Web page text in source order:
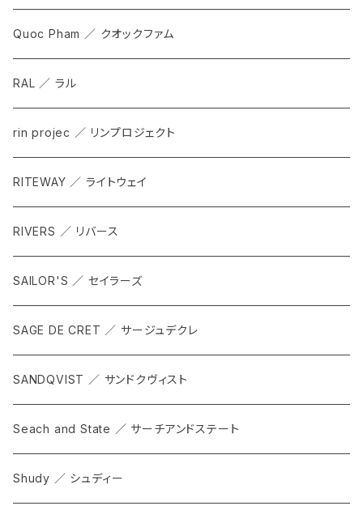
Quoc Pham ／ クオックファム
RAL ／ ラル
rin projec ／ リンプロジェクト
RITEWAY ／ ライトウェイ
RIVERS ／ リバース
SAILOR'S ／ セイラーズ
SAGE DE CRET ／ サージュデクレ
SANDQVIST ／ サンドクヴィスト
Seach and State ／ サーチアンドステート
Shudy ／ シュディー